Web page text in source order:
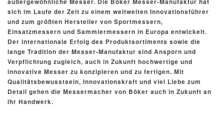
sich im Laufe der Zeit zu einem weltweiten Innovationsführer
und zum größten Hersteller von Sportmessern,
Einsatzmessern und Sammlermessern in Europa entwickelt.
Der internationale Erfolg des Produktsortiments sowie die
lange Tradition der Messer-Manufaktur sind Ansporn und
Verpflichtung zugleich, auch in Zukunft hochwertige und
innovative Messer zu konzipieren und zu fertigen. Mit
Qualitätsbewusstsein, Innovationskraft und viel Liebe zum
Detail gehen die Messermacher von Böker auch in Zukunft an
ihr Handwerk.